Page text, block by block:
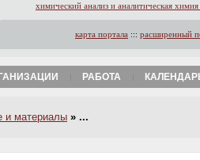
химический анализ и аналитическая
карта портала ::: расширенный
РАБОТА
и материалы » ...